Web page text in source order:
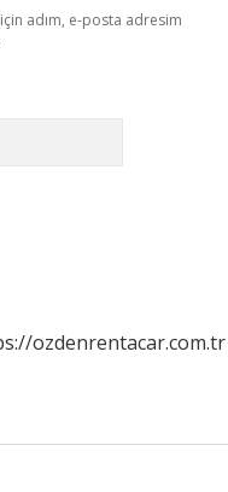
adım, e-posta adresim
ozdenrentacar.com.tr